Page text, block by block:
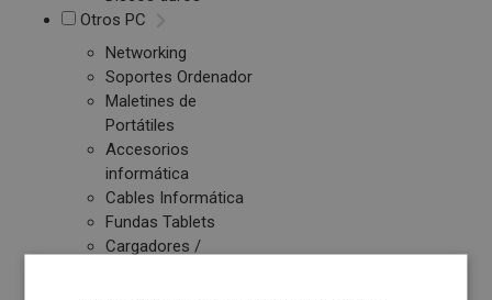
Otros PC
Networking
Soportes Ordenador
Maletines de
Portátiles
Accesorios
informática
Cables Informática
Fundas Tablets
Cargadores /